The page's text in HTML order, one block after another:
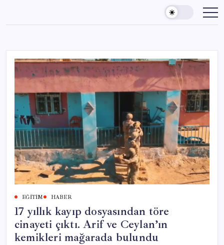
content
EĞITIM HABER
17 yıllık kayıp dosyasından töre
cinayeti çıktı. Arif ve Ceylan’ın
kemikleri mağarada bulundu